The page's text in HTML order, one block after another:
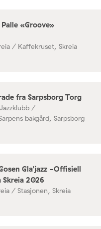
«Groove»
/ Kaffekruset, Skreia
fra Sarpsborg Torg
/
bakgård, Sarpsborg
Gla’jazz -Offisiell
Skreia 2026
/ Stasjonen, Skreia